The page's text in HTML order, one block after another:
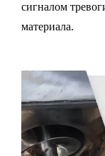
сигналом
материала.